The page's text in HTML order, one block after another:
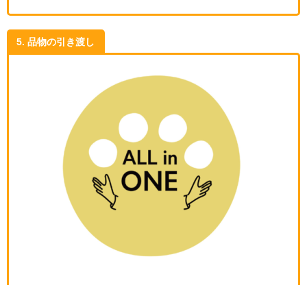
5. 品物の引き渡し